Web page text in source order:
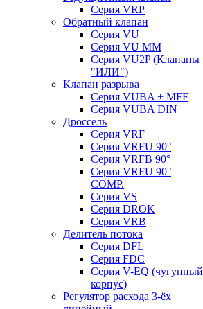
Серия VRP
Обратный клапан
Серия VU
Серия VU MM
Серия VU2P (Клапаны
"ИЛИ")
Клапан разрыва
Серия VUBA + MFF
Серия VUBA DIN
Дроссель
Серия VRF
Серия VRFU 90°
Серия VRFB 90°
Серия VRFU 90°
COMP.
Серия VS
Серия DROK
Серия VRB
Делитель потока
Серия DFL
Серия FDC
Серия V-EQ (чугунный
корпус)
Регулятор расхода 3-ёх